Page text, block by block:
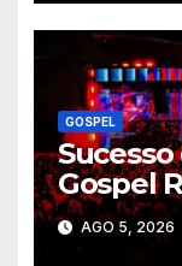
GOSPEL
Gospel
pessoas
AGO 5, 2026